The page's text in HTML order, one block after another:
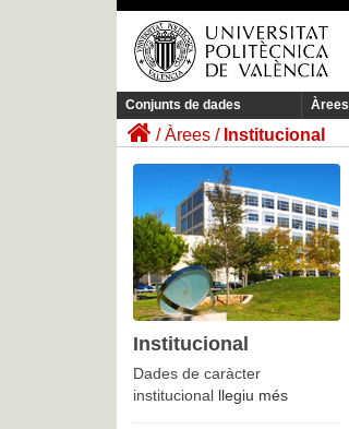
Conjunts de dades Àrees
Àrees Institucional
Institucional
Dades de caràcter
institucional llegiu més